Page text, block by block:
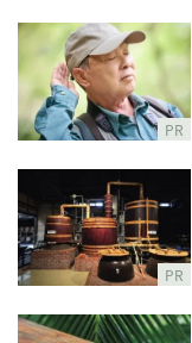
PR
PR